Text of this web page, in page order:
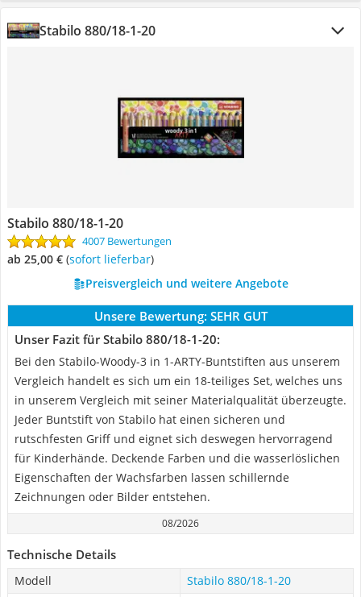
Stabilo 880/18-1-20
Stabilo 880/18-1-20
4007 Bewertungen
ab 25,00 € ( Sofort lieferbar)
Preisvergleich und weitere Angebote
Unsere Bewertung: SEHR GUT
Unser Fazit für Stabilo 880/18-1-20:
Bei den Stabilo-Woody-3 in 1-ARTY-Buntstiften aus unserem
Vergleich handelt es sich um ein 18-teiliges Set, welches uns
in unserem Vergleich mit seiner Materialqualität überzeugte.
Jeder Buntstift von Stabilo hat einen sicheren und
rutschfesten Griff und eignet sich deswegen hervorragend
für Kinderhände. Deckende Farben und die wasserlöslichen
Eigenschaften der Wachsfarben lassen schillernde
Zeichnungen oder Bilder entstehen.
08/2026
Technische Details
Modell
Stabilo 880/18-1-20